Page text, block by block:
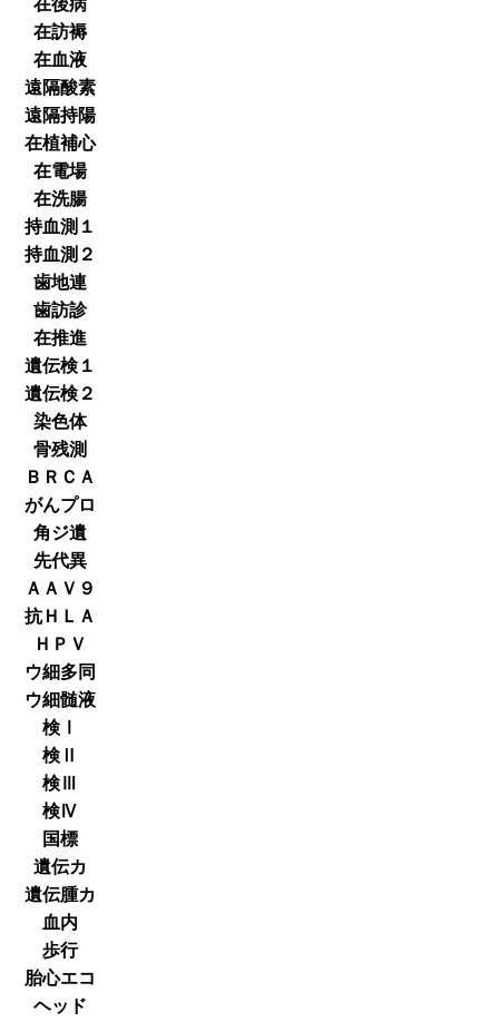
在訪褥
在血液
遠隔酸素
遠隔持陽
在植補心
在電場
在洗腸
持血測１
持血測２
歯地連
歯訪診
在推進
遺伝検１
遺伝検２
染色体
骨残測
ＢＲＣＡ
がんプロ
角ジ遺
先代異
ＡＡＶ９
抗ＨＬＡ
ＨＰＶ
ウ細多同
ウ細髄液
検Ⅰ
検Ⅱ
検Ⅲ
検Ⅳ
国標
遺伝カ
遺伝腫カ
血内
歩行
胎心エコ
ヘッド